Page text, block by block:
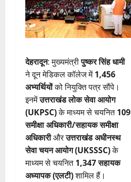
देहरादून: मुख्यमंत्रीपुष्कर सिंह धामी
ने दून मेडिकल कॉलेज में1,456
अभ्यर्थियोंको नियुक्ति पत्र सौंपे।
इनमेंउत्तराखंड लोक सेवा आयोग
(UKPSC)के माध्यम से चयनित109
समीक्षा अधिकारी/सहायक समीक्षा
अधिकारीऔरउत्तराखंड अधीनस्थ
सेवा चयन आयोग (UKSSSC)के
माध्यम से चयनित1,347 सहायक
अध्यापक (एलटी)शामिल हैं।